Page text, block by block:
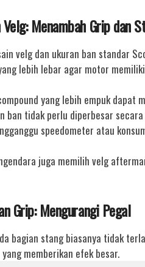
Menambah Grip dan
velg dan ukuran ban standar
lebih lebar agar motor
yang lebih empuk
ban tidak perlu diperbesar
speedometer atau
juga memilih velg
Grip: Mengurangi Pegal
bagian stang biasanya tidak
memberikan efek besar.